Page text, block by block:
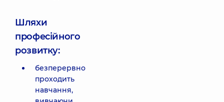
Шляхи
професійного
розвитку:
безперервно
проходить
навчання,